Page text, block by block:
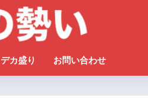
デカ盛り お問い合わせ